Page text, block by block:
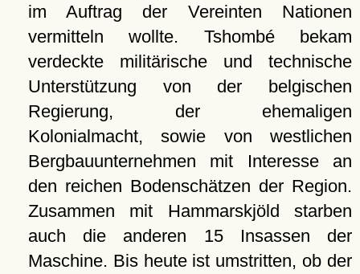
im Auftrag der Vereinten Nationen
vermitteln wollte. Tshombé bekam
verdeckte militärische und technische
Unterstützung von der belgischen
Regierung, der ehemaligen
Kolonialmacht, sowie von westlichen
Bergbauunternehmen mit Interesse an
den reichen Bodenschätzen der Region.
Zusammen mit Hammarskjöld starben
auch die anderen 15 Insassen der
Maschine. Bis heute ist umstritten, ob der